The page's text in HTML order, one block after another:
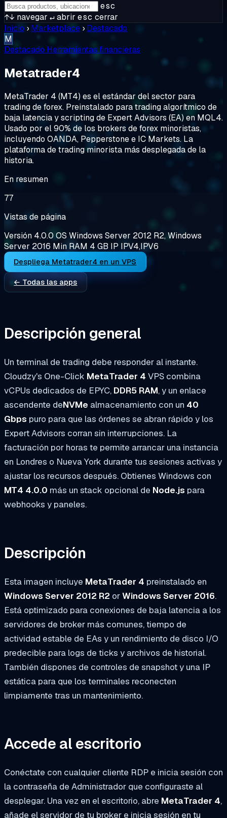
esc
↑↓ navegar ↵abrir esc cerrar
Inicio › Marketplace › Destacado
M
Destacado Herramientas financieras
Metatrader4
MetaTrader 4 (MT4) es el estándar del sector para
trading de forex. Preinstalado para trading algorítmico de
baja latencia y scripting de Expert Advisors (EA) en MQL4.
Usado por el 90% de los brokers de forex minoristas,
incluyendo OANDA, Pepperstone e IC Markets. La
plataforma de trading minorista más desplegada de la
historia.
En resumen
77
Vistas de página
Versión 4.0.0 OS Windows Server 2012 R2, Windows
Server 2016 Min RAM 4 GB IP IPV4,IPV6
Despliega Metatrader4 en un VPS
← Todas las apps
Descripción general
Un terminal de trading debe responder al instante.
Cloudzy's One-Click MetaTrader 4 VPS combina
vCPUs dedicados de EPYC, DDR5 RAM, y un enlace
ascendente deNVMe almacenamiento con un 40
Gbps puro para que las órdenes se abran rápido y los
Expert Advisors corran sin interrupciones. La
facturación por horas te permite arrancar una instancia
en Londres o Nueva York durante tus sesiones activas y
ajustar los recursos después. Obtienes Windows con
MT4 4.0.0 más un stack opcional de Node.js para
webhooks y paneles.
Descripción
Esta imagen incluye MetaTrader 4 preinstalado en
Windows Server 2012 R2 orWindows Server 2016.
Está optimizado para conexiones de baja latencia a los
servidores de broker más comunes, tiempo de
actividad estable de EAs y un rendimiento de disco I/O
predecible para logs de ticks y archivos de historial.
También dispones de controles de snapshot y una IP
estática para que los terminales reconecten
limpiamente tras un mantenimiento.
Accede al escritorio
Conéctate con cualquier cliente RDP e inicia sesión con
la contraseña de Administrador que configuraste al
desplegar. Una vez en el escritorio, abre MetaTrader 4,
añade el servidor de tu broker e inicia sesión en tu